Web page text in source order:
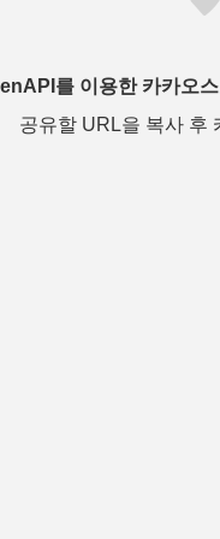
를 이용한 카카오
공유할 URL을 복사 후